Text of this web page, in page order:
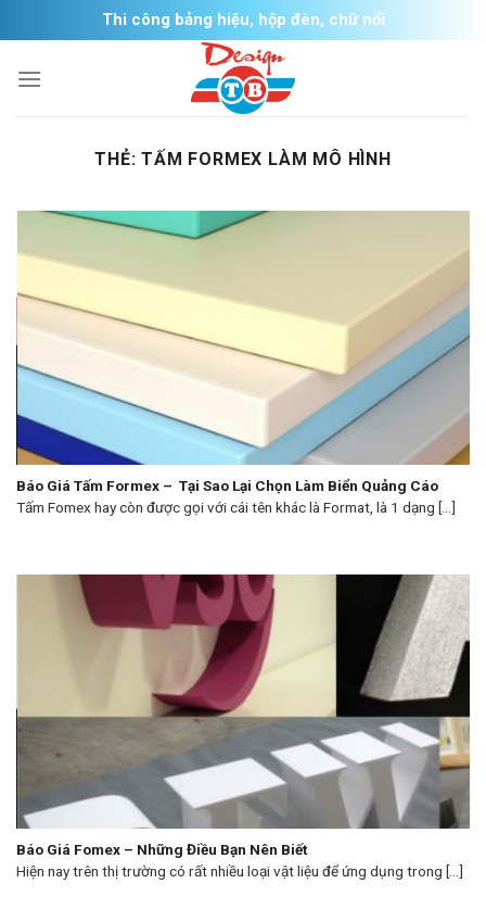
to
content
Thi công bảng hiệu, hộp đèn, chữ nổi
THẺ:TẤM FORMEX LÀM MÔ HÌNH
Báo Giá Tấm Formex – Tại Sao Lại Chọn Làm Biển Quảng Cáo
Tấm Fomex hay còn được gọi với cái tên khác là Format, là 1 dạng [...]
Báo Giá Fomex – Những Điều Bạn Nên Biết
Hiện nay trên thị trường có rất nhiều loại vật liệu để ứng dụng trong [...]